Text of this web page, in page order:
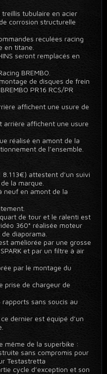
tubulaire en acier
corrosion structurelle
reculées racing
en titane.
seront remplacés en
BREMBO.
de disques de frein
PR16 RCS/PR
affichent une usure de
arrière affichent une usure
réalisé en amont de la
de l’ensemble.
attestent d’un suivi
la marque.
neuf en amont de la
de tour et le ralenti est
360° réalisée moteur
diaporama.
améliorée par une grosse
et par un filtre à air
par le montage du
prise de chargeur de
sans soucis au
dernier est équipé d’un
même de la superbike :
sans compromis pour
Testastretta
cycle d’exception et son